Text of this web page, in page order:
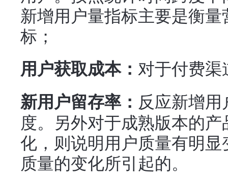
新增用户量指标主要是衡
标；
用户获取成本： 对于付费
新用户留存率： 反应新增
度。另外对于成熟版本的
化，则说明用户质量有明
质量的变化所引起的。